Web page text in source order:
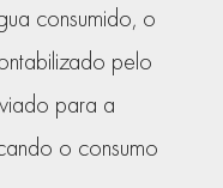
consumido, o
pelo
para a
o consumo